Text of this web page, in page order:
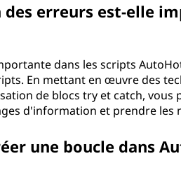
erreurs est-elle
dans les scripts
En mettant en œuvre des
de blocs try et catch, vous
d'information et prendre les
une boucle dans